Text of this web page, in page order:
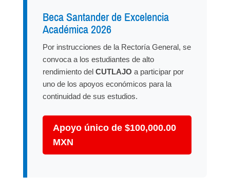
Beca Santander de Excelencia
Académica 2026
Por instrucciones de la Rectoría General, se
convoca a los estudiantes de alto
rendimiento del CUTLAJO a participar por
uno de los apoyos económicos para la
continuidad de sus estudios.
Apoyo único de $100,000.00
MXN